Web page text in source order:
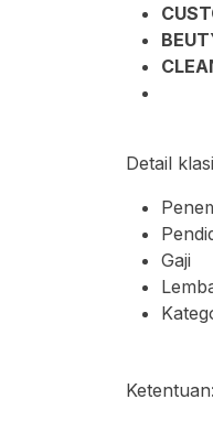
Detail
Ketentuan: